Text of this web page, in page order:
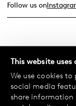
This website uses
We use cookies
social media
share information
Follow us on